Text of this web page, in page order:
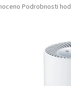
Podrobnosti